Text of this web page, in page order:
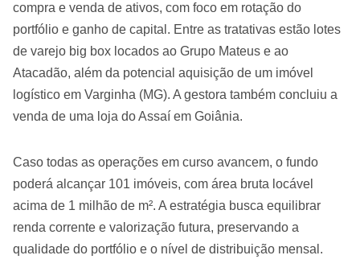
compra e venda de ativos, com foco em rotação do
portfólio e ganho de capital. Entre as tratativas estão lotes
de varejo big box locados ao Grupo Mateus e ao
Atacadão, além da potencial aquisição de um imóvel
logístico em Varginha (MG). A gestora também concluiu a
venda de uma loja do Assaí em Goiânia.
Caso todas as operações em curso avancem, o fundo
poderá alcançar 101 imóveis, com área bruta locável
acima de 1 milhão de m². A estratégia busca equilibrar
renda corrente e valorização futura, preservando a
qualidade do portfólio e o nível de distribuição mensal.